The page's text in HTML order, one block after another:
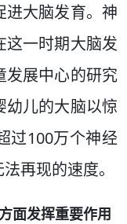
进大脑发育。神
这一时期大脑发
发展中心的研究
幼儿的大脑以惊
过100万个神经
再现的速度。
面发挥重要作用